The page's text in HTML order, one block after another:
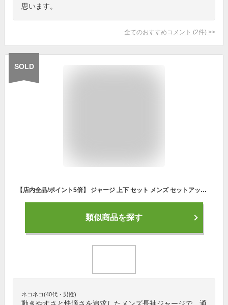
思います。
全てのおすすめコメント (2件) >
SOLD
【店内全品/ポイント5倍】 ジャージ 上下 セット メンズ セットアップ (2720/19A)【 吸汗速乾 】 スポーツウェア ランニングウェア トレーニングウェア 上下組 上下セット 長袖 パーカー ジャージパンツ レディース 男女兼用 秋 冬
類似商品を探す
ネコネコ(40代・男性)